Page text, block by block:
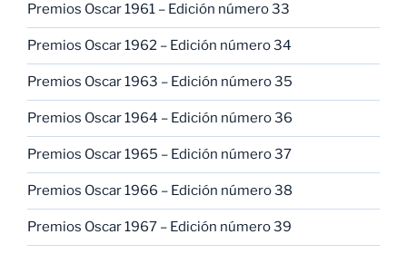
Premios Oscar 1961 – Edición número 33
Premios Oscar 1962 – Edición número 34
Premios Oscar 1963 – Edición número 35
Premios Oscar 1964 – Edición número 36
Premios Oscar 1965 – Edición número 37
Premios Oscar 1966 – Edición número 38
Premios Oscar 1967 – Edición número 39